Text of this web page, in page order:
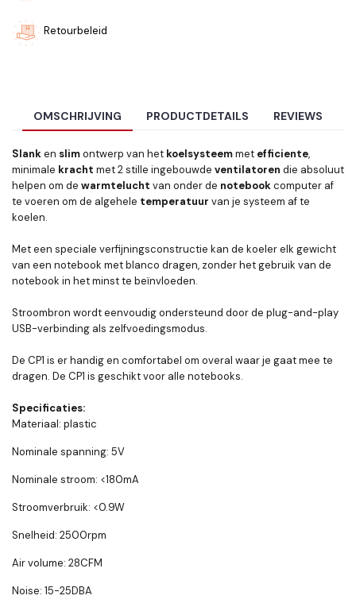
Retourbeleid
OMSCHRIJVING PRODUCTDETAILS REVIEWS
Slanken slimontwerp van het koelsysteemmet efficiente,
minimale kracht met 2 stille ingebouwde ventilatoren die absoluut
helpen om de warmtelucht van onder de notebookcomputer af
te voeren om de algehele temperatuur van je systeem af te
koelen.
Met een speciale verfijningsconstructie kan de koeler elk gewicht
van een notebook met blanco dragen, zonder het gebruik van de
notebook in het minst te beïnvloeden.
Stroombron wordt eenvoudig ondersteund door de plug-and-play
USB-verbinding als zelfvoedingsmodus.
De CP1 is er handig en comfortabel om overal waar je gaat mee te
dragen. De CP1 is geschikt voor alle notebooks.
Specificaties:
Materiaal: plastic
Nominale spanning: 5V
Nominale stroom: <180mA
Stroomverbruik: <0.9W
Snelheid: 2500rpm
Air volume: 28CFM
Noise: 15-25DBA